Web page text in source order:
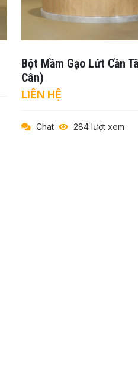
Bột Mầm Gạo Lứt Cần
Cân)
LIÊN HỆ
Chat 284 lượt xem